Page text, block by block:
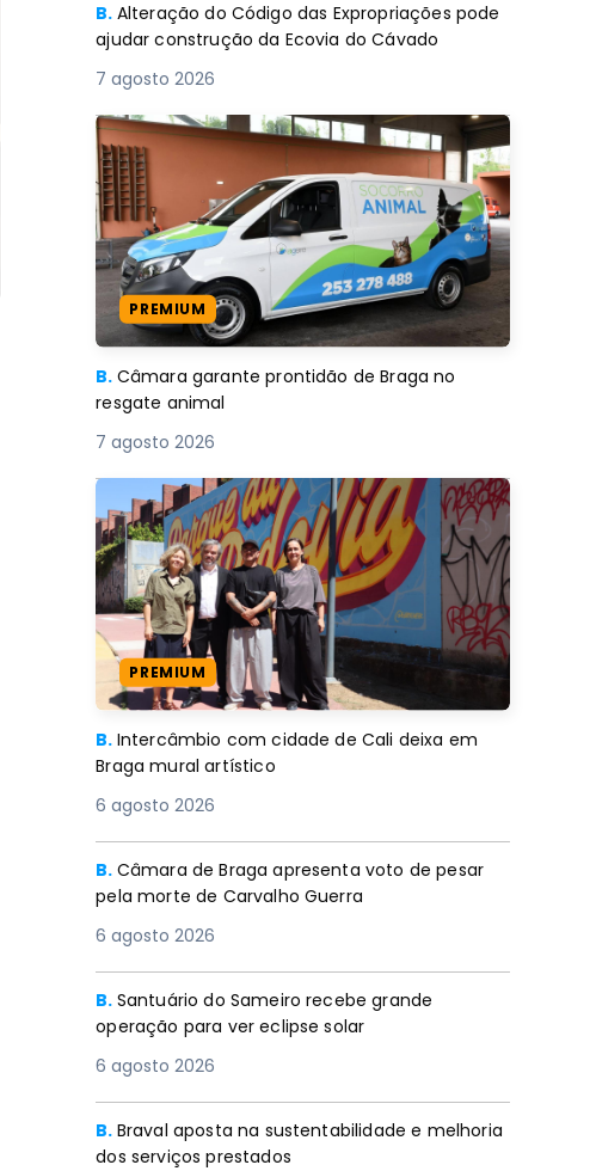
B. Alteração do Código das Expropriações pode
ajudar construção da Ecovia do Cávado
7 agosto 2026
PREMIUM
B. Câmara garante prontidão de Braga no
resgate animal
7 agosto 2026
PREMIUM
B. Intercâmbio com cidade de Cali deixa em
Braga mural artístico
6 agosto 2026
B. Câmara de Braga apresenta voto de pesar
pela morte de Carvalho Guerra
6 agosto 2026
B. Santuário do Sameiro recebe grande
operação para ver eclipse solar
6 agosto 2026
B. Braval aposta na sustentabilidade e melhoria
dos serviços prestados